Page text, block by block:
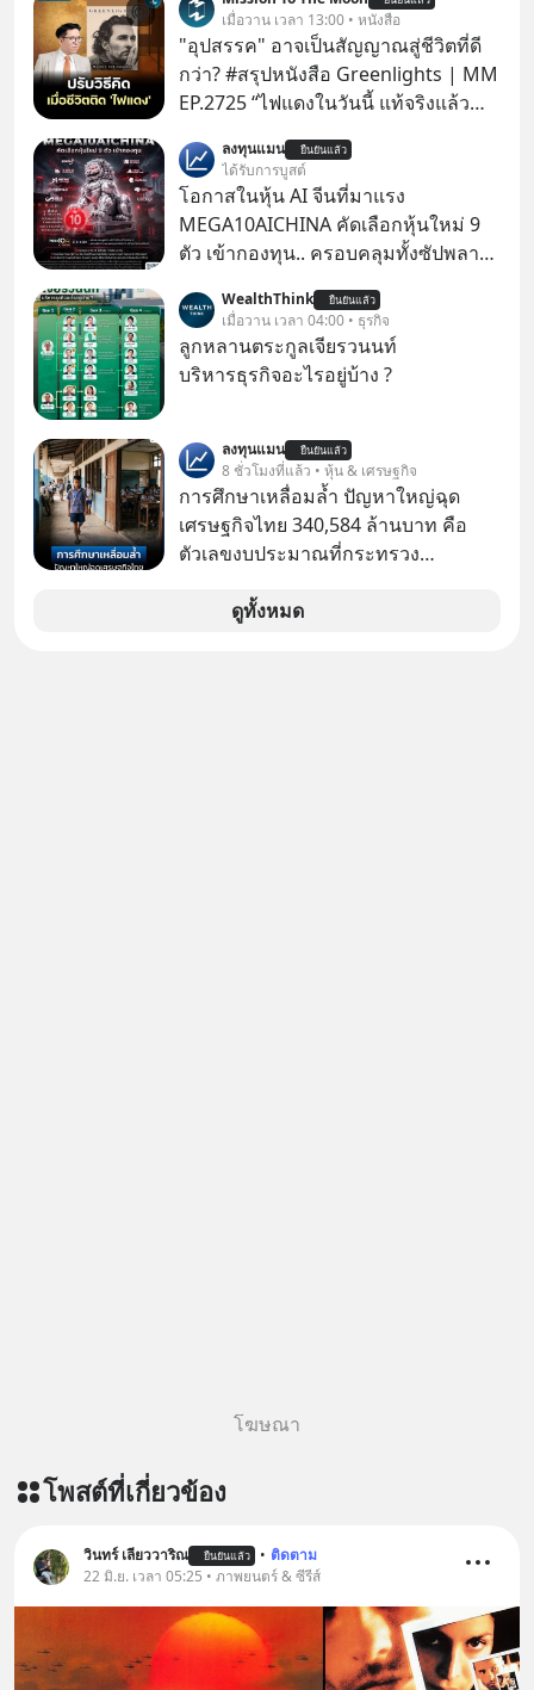
เมื่อวาน เวลา 13:00 • หนังสือ
"อุปสรรค" อาจเป็นสัญญาณสู่ชีวิตที่ดี
กว่า? #สรุปหนังสือ Greenlights | MM
EP.2725 “ไฟแดงในวันนี้ แท้จริงแล้ว
เปลี่ยนสี” McConaughey ดาราดาวรุ่ง
ในยุคหนึ่ง เคยปฏิเสธเงินค่าตัวหนังรอม
คอมที่สูงถึง 14.5 ล้านดอลลาร์ (หรือ
ราว 500 ล้านบาท) เพียงเพราะเขาไม่
อยากขังตัวเองไว้ในกล่องเดิมๆ ผลที่
ตามมาคือ โทรศัพท์ของเขากลายเป็น
ความเงียบสนิทนานถึง 14 เดือนเต็ม แต่
ความเงียบและ "ไฟแดง" ในวันนั้นกลับ
กลายเป็นการถอยหลังเพื่อตั้งหลัก จนส่ง
ในบทบาทที่เปลี่ยนชีวิตเขาไปตลอดกาล
ใน MM EP. นี้ เราจะมาร่วมถอดรหัส
และปรับวิธีคิดกันว่า Greenlight (ไฟ
เขียว) จะสร้างมันขึ้นมาล่วงหน้าด้วย
วินัยและความพร้อมได้อย่างไร?
สัญญาณเตือน และชะลอตัวอย่างมีสติ
ลงทุนแมน ยืนยันแล้ว
ได้รับการบูสต์
โอกาสในหุ้น AI จีนที่มาแรง
MEGA10AICHINA คัดเลือกหุ้นใหม่ 9
ตัว เข้ากองทุน.. ครอบคลุมทั้งซัปพลาย
โปรโมชัน ลด 50% ค่าธรรมเนียมซื้อ |
ยอด 2 ล้านบาทขึ้นไป ฟรีค่าธรรมเนียม
ซื้อ
WealthThink ยืนยันแล้ว
เมื่อวาน เวลา 04:00 • ธุรกิจ
ลูกหลานตระกูลเจียรวนนท์
บริหารธุรกิจอะไรอยู่บ้าง ?
ลงทุนแมน ยืนยันแล้ว
8 ชั่วโมงที่แล้ว • หุ้น & เศรษฐกิจ
การศึกษาเหลื่อมล้ำ ปัญหาใหญ่ฉุด
เศรษฐกิจไทย 340,584 ล้านบาท คือ
ตัวเลขงบประมาณที่กระทรวง
รายจ่ายประจำปี 2568 ซึ่งมากที่สุดเป็น
ดูทั้งหมด
โฆษณา
โพสต์ที่เกี่ยวข้อง
วินทร์ เลียววาริณ ยืนยันแล้ว • ติดตาม
22 มิ.ย. เวลา 05:25 • ภาพยนตร์ & ซีรีส์